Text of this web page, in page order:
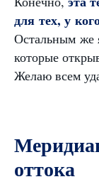
для тех, у
Остальным же
которые
Желаю всем
оттока